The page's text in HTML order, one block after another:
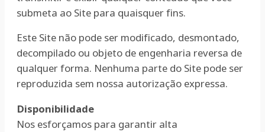
submeta ao Site para quaisquer fins.
Este Site não pode ser modificado, desmontado,
decompilado ou objeto de engenharia reversa de
qualquer forma. Nenhuma parte do Site pode ser
reproduzida sem nossa autorização expressa.
Disponibilidade
Nos esforçamos para garantir alta